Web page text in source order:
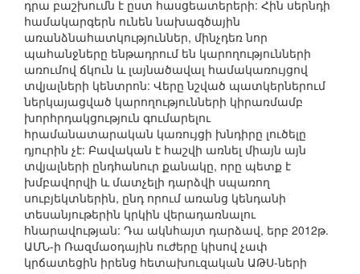
դրա բաշխումն է ըստ հասցեատերերի: Հին սերնդի
համակարգերն ունեն նախագծային
առանձնահատկություններ, մինչդեռ նոր
պահանջները ենթադրում են կարողությունների
առումով ճկուն և լայնածավալ համակառույցով
տվյալների կենտրոն: Վերը նշված պատկերներում
ներկայացված կարողությունների կիրառմամբ
խորհրդակցություն գումարելու
հրամանատարական կառույցի խնդիրը լուծելը
դյուրին չէ: Բավական է հաշվի առնել միայն այն
տվյալների ընդհանուր քանակը, որը պետք է
խմբավորվի և մատչելի դարձվի սպառող
սուբյեկտներին, ընդ որում առանց կենդանի
տեսանյութերին կրկին վերադառնալու
հնարավության: Դա ակնհայտ դարձավ, երբ 2012թ.
ԱՄՆ-ի Ռազմաօդային ուժերը կիսով չափ
կրճատեցին իրենց հետախուզական ԱԹՍ-ների